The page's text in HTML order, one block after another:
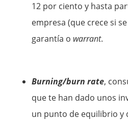
12 por ciento y hasta
empresa (que crece si
garantía o warrant.
Burning/burn rate,
que te han dado unos
un punto de equilibrio y